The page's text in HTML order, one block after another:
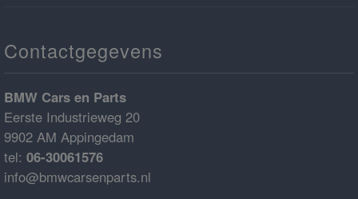
Contactgegevens
BMW Cars en Parts
Eerste Industrieweg 20
9902 AM Appingedam
tel: 06-30061576
info@bmwcarsenparts.nl